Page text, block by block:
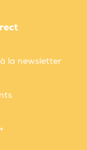
la newsletter